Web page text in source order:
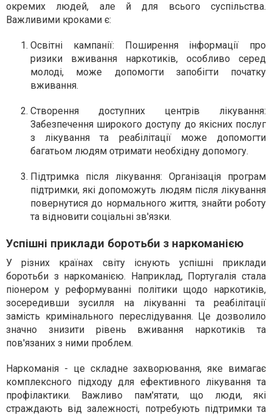
окремих людей, але й для всього суспільства.
Важливими кроками є:
Освітні кампанії: Поширення інформації про
ризики вживання наркотиків, особливо серед
молоді, може допомогти запобігти початку
вживання.
Створення доступних центрів лікування:
Забезпечення широкого доступу до якісних послуг
з лікування та реабілітації може допомогти
багатьом людям отримати необхідну допомогу.
Підтримка після лікування: Організація програм
підтримки, які допоможуть людям після лікування
повернутися до нормального життя, знайти роботу
та відновити соціальні зв'язки.
Успішні приклади боротьби з наркоманією
У різних країнах світу існують успішні приклади
боротьби з наркоманією. Наприклад, Португалія стала
піонером у реформуванні політики щодо наркотиків,
зосередивши зусилля на лікуванні та реабілітації
замість кримінального переслідування. Це дозволило
значно знизити рівень вживання наркотиків та
пов'язаних з ними проблем.
Наркоманія - це складне захворювання, яке вимагає
комплексного підходу для ефективного лікування та
профілактики. Важливо пам'ятати, що люди, які
страждають від залежності, потребують підтримки та